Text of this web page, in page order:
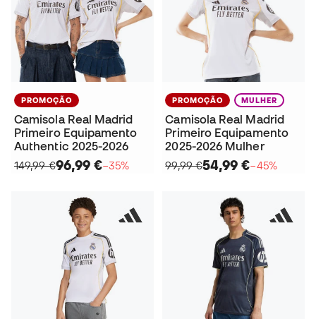
PROMOÇÃO
Camisola Real Madrid
Primeiro Equipamento
Authentic 2025-2026
149,99 €96,99 €−35%
PROMOÇÃO MULHER
Camisola Real Madrid
Primeiro Equipamento
2025-2026 Mulher
99,99 €54,99 €−45%